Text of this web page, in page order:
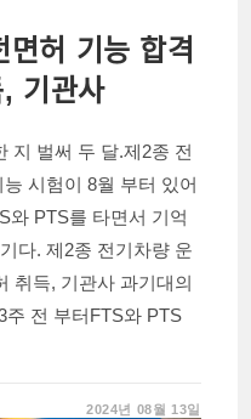
기능 합격
기관사
지 벌써 두 달.제2종 전
시험이 8월 부터 있어
와 PTS를 타면서 기억
다. 제2종 전기차량 운
취득, 기관사 과기대의
주 전 부터FTS와 PTS
2024년 08월 13일